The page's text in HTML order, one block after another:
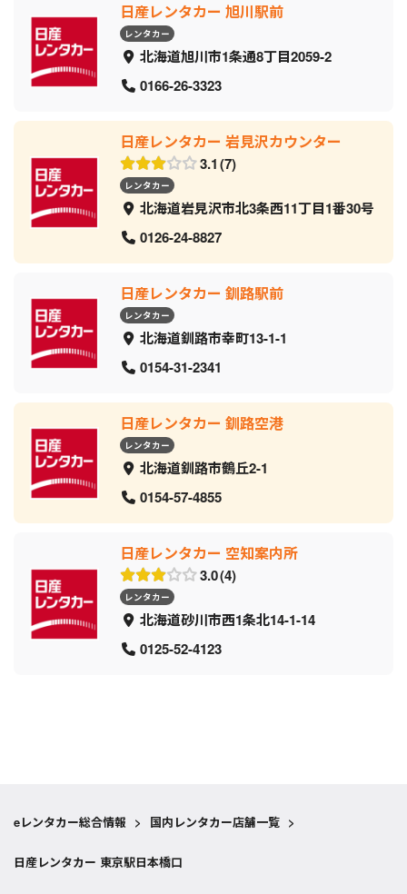
日産レンタカー 旭川駅前
レンタカー
北海道旭川市1条通8丁目2059‐2
0166-26-3323
日産レンタカー 岩見沢カウンター
3.1 7
レンタカー
北海道岩見沢市北3条西11丁目1番30号
0126-24-8827
日産レンタカー 釧路駅前
レンタカー
北海道釧路市幸町13-1-1
0154-31-2341
日産レンタカー 釧路空港
レンタカー
北海道釧路市鶴丘2-1
0154-57-4855
日産レンタカー 空知案内所
3.0 4
レンタカー
北海道砂川市西1条北14-1-14
0125-52-4123
eレンタカー総合情報 > 国内レンタカー店舗一覧 >
日産レンタカー 東京駅日本橋口